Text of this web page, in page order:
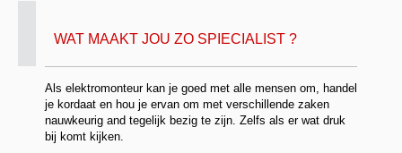
WAT MAAKT JOU ZO SPIECIALIST ?
Als elektromonteur kan je goed met alle mensen om, handel
je kordaat en hou je ervan om met verschillende zaken
nauwkeurig and tegelijk bezig te zijn. Zelfs als er wat druk
bij komt kijken.